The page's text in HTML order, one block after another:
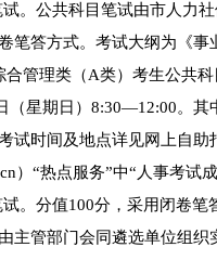
。公共科目笔试由市人力
笔答方式。考试大纲为《
合管理类（A类）考生公共
（星期日）8:30—12:00。
试时间及地点详见网上自
）“热点服务”中“人事考试
。分值100分，采用闭卷笔
主管部门会同遴选单位组